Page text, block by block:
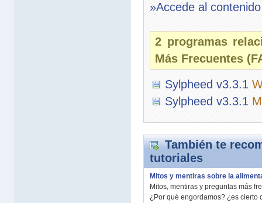
»Accede al
2 programas
Más Frecuentes
Sylpheed v3.3.1
Sylpheed v3.3.1
También te
tutoriales
Mitos y mentiras sobre la
Mitos, mentiras y preguntas más
¿Por qué engordamos? ¿es cierto